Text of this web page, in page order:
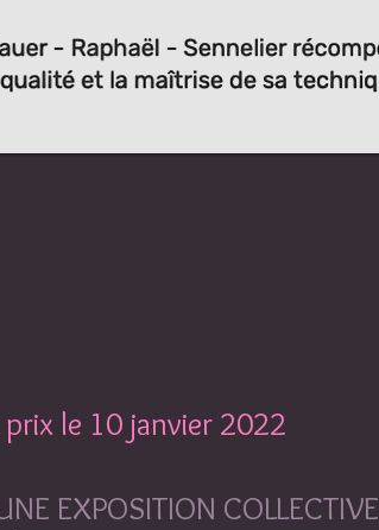
le 10 janvier 2022
EXPOSITION COLLECTIVE